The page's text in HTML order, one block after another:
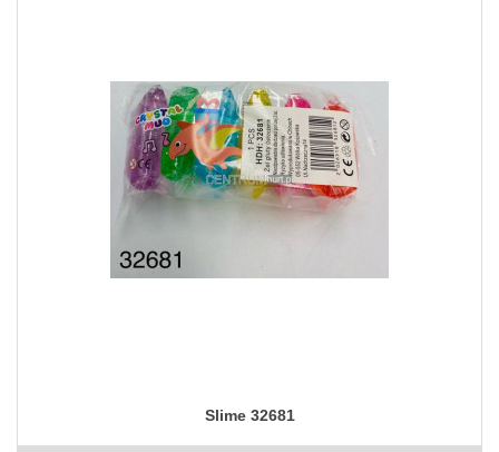
Slime 32681